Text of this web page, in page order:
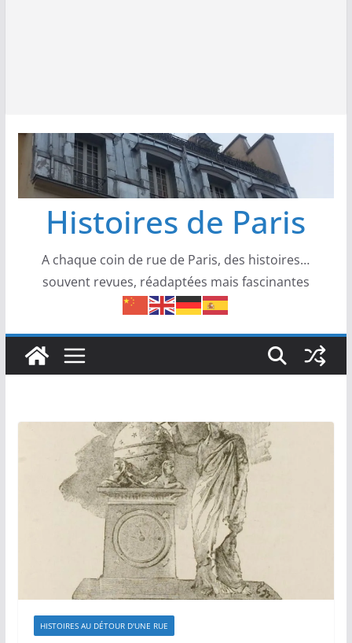
Histoires de Paris
A chaque coin de rue de Paris, des histoires…
souvent revues, réadaptées mais fascinantes
HISTOIRES AU DÉTOUR D'UNE RUE